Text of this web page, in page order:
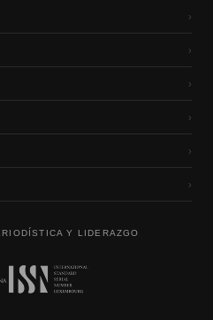
›
›
›
›
›
›
Y LIDERAZGO